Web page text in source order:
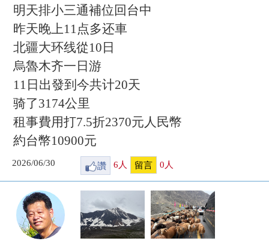
明天排小三通補位回台中
昨天晚上11点多还車
北疆大环线從10日
烏魯木齐一日游
11日出發到今共计20天
骑了3174公里
租事費用打7.5折2370元人民幣
約台幣10900元
2026/06/30 讚 6人 留言 0人